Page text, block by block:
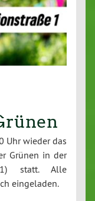
Uhr wieder das
Grünen in der
1) statt. Alle
eingeladen.